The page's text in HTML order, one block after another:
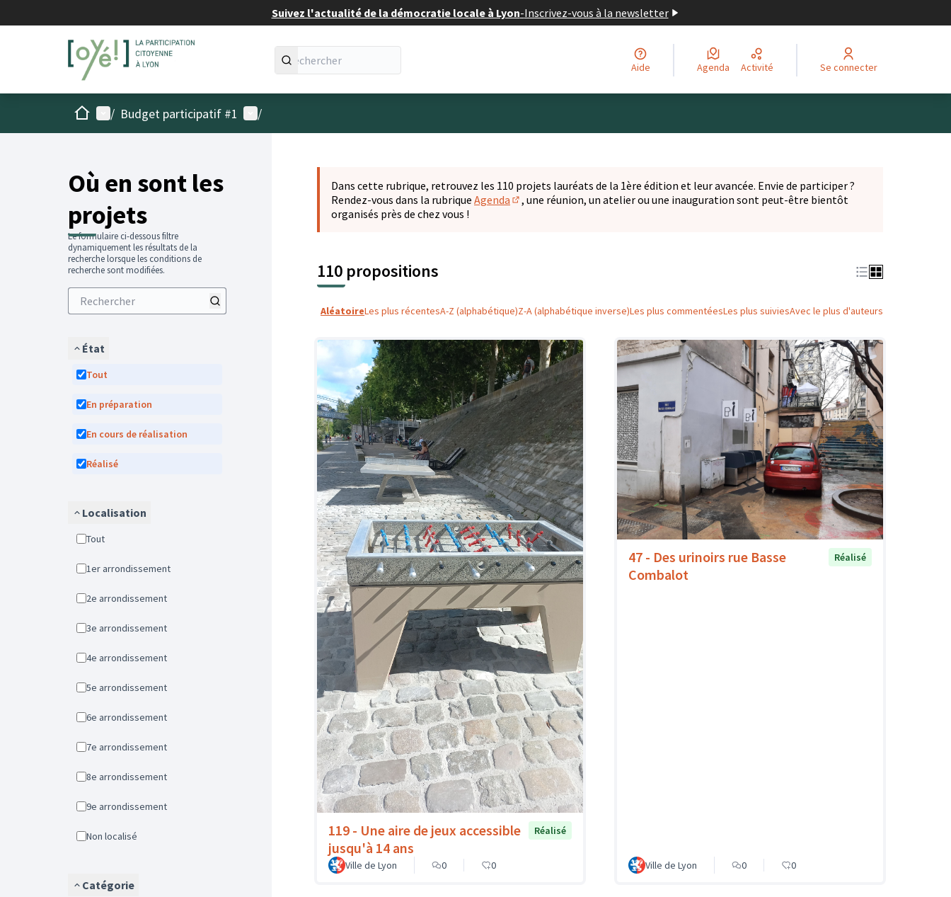
Suivez l'actualité de la démocratie locale à Lyon-Inscrivez-vous à la newsletter
Aide Agenda Activité Se connecter
AccueilMenu principal
/ Budget participatif #1 Menu utilisateur
/
Où en sont les
projets
Le formulaire ci-dessous filtre
dynamiquement les résultats de la
recherche lorsque les conditions de
recherche sont modifiées.
État
Tout
En préparation
En cours de réalisation
Réalisé
Localisation
Tout
1er arrondissement
2e arrondissement
3e arrondissement
4e arrondissement
5e arrondissement
6e arrondissement
7e arrondissement
8e arrondissement
9e arrondissement
Non localisé
Catégorie
Dans cette rubrique, retrouvez les 110 projets lauréats de la 1ère édition et leur avancée. Envie de participer ?
Rendez-vous dans la rubrique Agenda
(S'ouvre dans un nouvel onglet)
, une réunion, un atelier ou une inauguration sont peut-être bientôt
organisés près de chez vous !
110 propositions
AléatoireLes plus récentesA-Z (alphabétique)Z-A (alphabétique inverse)Les plus commentéesLes plus suiviesAvec le plus d'auteurs
119 - Une aire de jeux accessible
jusqu'à 14 ans
Réalisé
Ville de Lyon 0 0
47 - Des urinoirs rue Basse
Combalot
Réalisé
Ville de Lyon 0 0